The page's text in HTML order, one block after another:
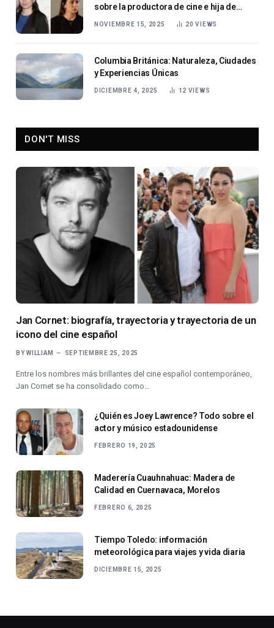
sobre la productora de cine e hija de
NOVIEMBRE 15, 2025 20VIEWS
Columbia Británica: Naturaleza, Ciudades
y Experiencias Únicas
DICIEMBRE 4, 2025 12 VIEWS
DON'T MISS
Jan Cornet: biografía, trayectoria y trayectoria de un
icono del cine español
BY WILLIAM SEPTIEMBRE 25, 2025
Entre los nombres más brillantes del cine español contemporáneo,
Jan Cornet se ha consolidado como…
¿Quién es Joey Lawrence? Todo sobre el
actor y músico estadounidense
FEBRERO 19, 2025
Maderería Cuauhnahuac: Madera de
Calidad en Cuernavaca, Morelos
FEBRERO 6, 2025
Tiempo Toledo: información
meteorológica para viajes y vida diaria
DICIEMBRE 15, 2025